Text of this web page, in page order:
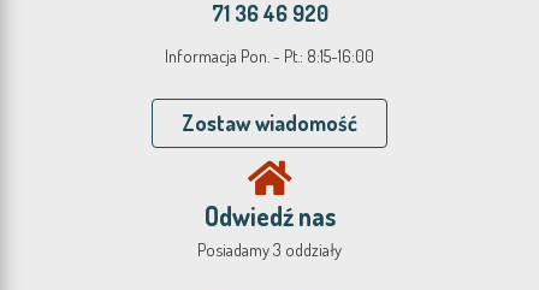
71 36 46 920
Informacja Pon. - Pt.: 8:15-16:00
Zostaw wiadomość
Odwiedź nas
Posiadamy 3 oddziały